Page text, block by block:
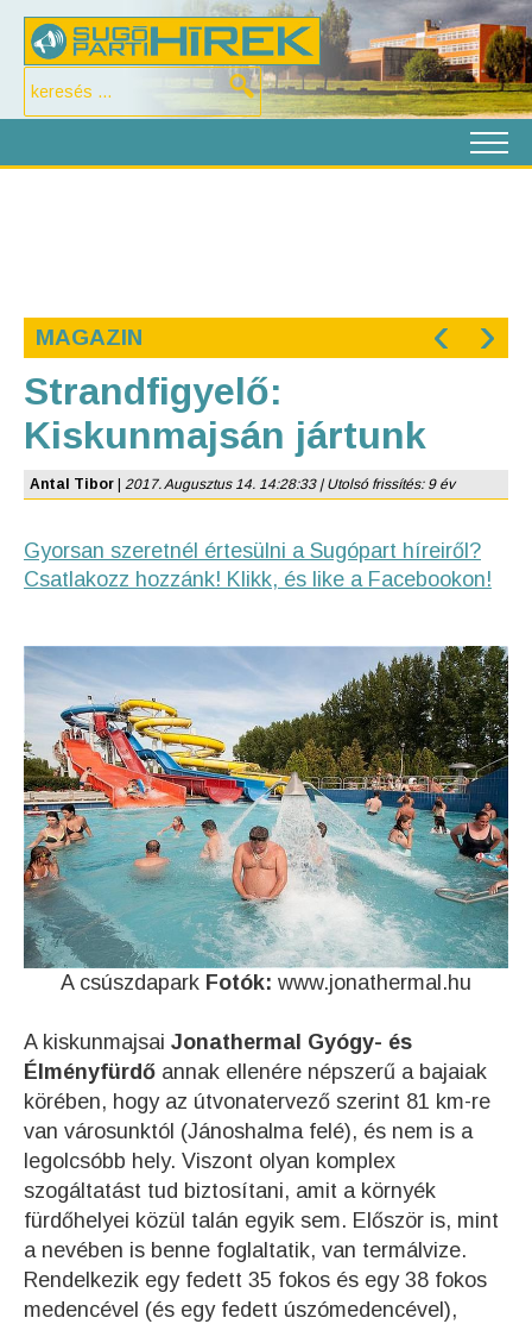
MAGAZIN ‹ ›
Strandfigyelő:
Kiskunmajsán jártunk
Antal Tibor 2017. Augusztus 14. 14:28:33 | Utolsó frissítés: 9 év
Gyorsan szeretnél értesülni a Sugópart híreiről?
Csatlakozz hozzánk! Klikk, és like a Facebookon!
A csúszdapark Fotók: www.jonathermal.hu
A kiskunmajsai Jonathermal Gyógy- és
Élményfürdő annak ellenére népszerű a bajaiak
körében, hogy az útvonatervező szerint 81 km-re
van városunktól (Jánoshalma felé), és nem is a
legolcsóbb hely. Viszont olyan komplex
szogáltatást tud biztosítani, amit a környék
fürdőhelyei közül talán egyik sem. Először is, mint
a nevében is benne foglaltatik, van termálvize.
Rendelkezik egy fedett 35 fokos és egy 38 fokos
medencével (és egy fedett úszómedencével),